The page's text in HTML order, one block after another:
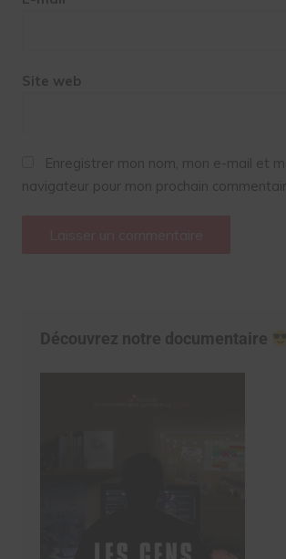
Site web
Enregistrer mon nom, mon e-mail et
navigateur pour mon prochain
Découvrez notre documentaire